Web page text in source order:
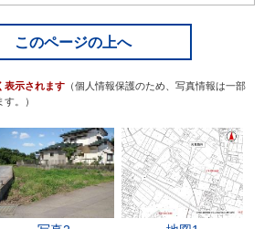
このページの上へ
表示されます （個人情報保護のため、写真情報は一部
。）